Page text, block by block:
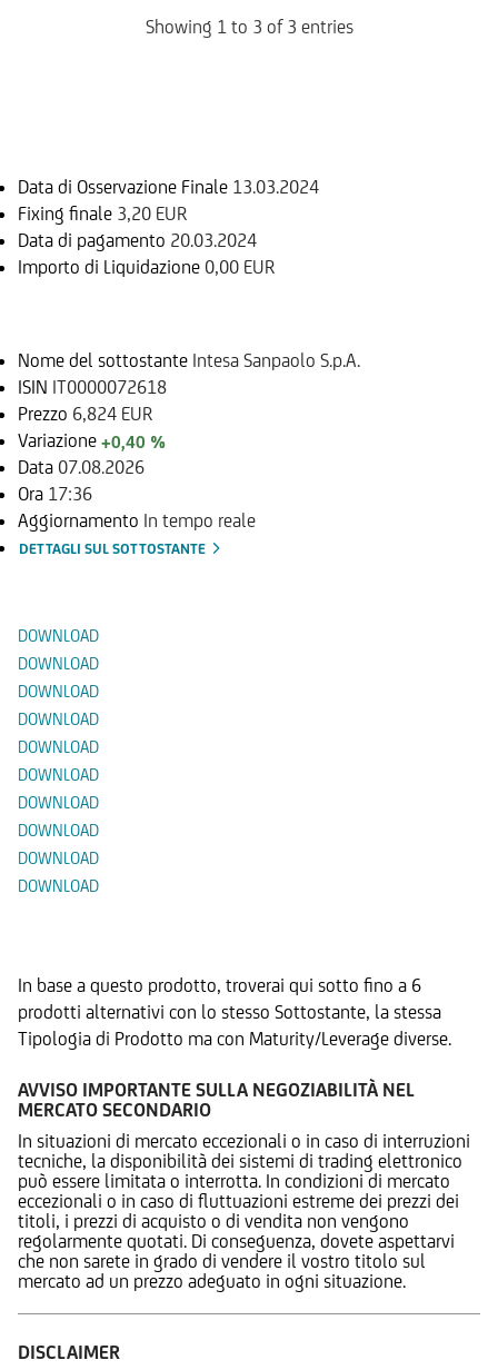
Showing 1 to 3 of 3 entries
Data di Osservazione Finale 13.03.2024
Fixing finale 3,20 EUR
Data di pagamento 20.03.2024
Importo di Liquidazione 0,00 EUR
Nome del sottostante Intesa Sanpaolo S.p.A.
ISIN IT0000072618
Prezzo 6,824 EUR
Variazione +0,40 %
Data 07.08.2026
Ora 17:36
Aggiornamento In tempo reale
DETTAGLI SUL SOTTOSTANTE
DOWNLOAD
DOWNLOAD
DOWNLOAD
DOWNLOAD
DOWNLOAD
DOWNLOAD
DOWNLOAD
DOWNLOAD
DOWNLOAD
DOWNLOAD
In base a questo prodotto, troverai qui sotto fino a 6
prodotti alternativi con lo stesso Sottostante, la stessa
Tipologia di Prodotto ma con Maturity/Leverage diverse.
AVVISO IMPORTANTE SULLA NEGOZIABILITÀ NEL
MERCATO SECONDARIO
In situazioni di mercato eccezionali o in caso di interruzioni
tecniche, la disponibilità dei sistemi di trading elettronico
può essere limitata o interrotta. In condizioni di mercato
eccezionali o in caso di fluttuazioni estreme dei prezzi dei
titoli, i prezzi di acquisto o di vendita non vengono
regolarmente quotati. Di conseguenza, dovete aspettarvi
che non sarete in grado di vendere il vostro titolo sul
mercato ad un prezzo adeguato in ogni situazione.
DISCLAIMER